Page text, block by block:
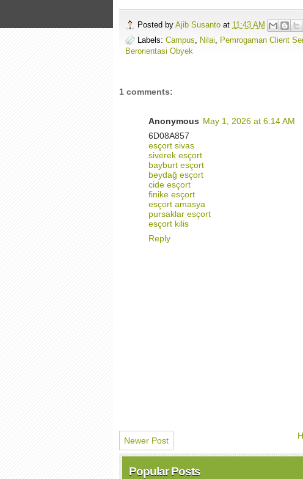
Posted by Ajib Susanto at 11:43 AM
Labels: Campus, Nilai, Pemrogaman Client
Berorientasi Obyek
1 comments:
Anonymous May 1, 2026 at 6:14 AM
6D08A857
esçort sivas
siverek esçort
bayburt esçort
beydağ esçort
cide esçort
finike esçort
esçort amasya
pursaklar esçort
esçort kilis
Reply
Newer Post
Popular Posts